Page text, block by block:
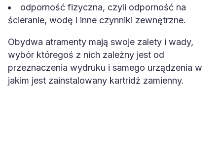
odporność fizyczna, czyli odporność na
ścieranie, wodę i inne czynniki zewnętrzne.
Obydwa atramenty mają swoje zalety i wady,
wybór któregoś z nich zależny jest od
przeznaczenia wydruku i samego urządzenia w
jakim jest zainstalowany kartridż zamienny.